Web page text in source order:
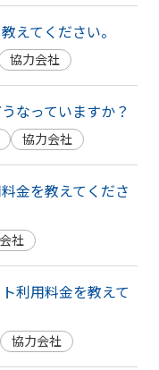
えてください。
協力会社
なっていますか？
協力会社
金を教えてくださ
社
利用料金を教えて
協力会社